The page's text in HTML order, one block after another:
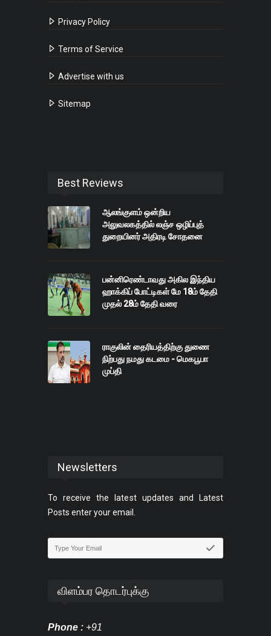
Privacy Policy
Terms of Service
Advertise with us
Sitemap
Best Reviews
ஆலங்குளம் ஒன்றிய
அலுவலகத்தில் லஞ்ச ஒழிப்புத்
துறையினர் அதிரடி சோதனை
பன்னிரெண்டாவது அகில இந்திய
ஹாக்கிப் போட்டிகள் மே 18ம் தேதி
முதல் 28ம் தேதி வரை
ராகுலின் தைரியத்திற்கு துணை
நிற்பது நமது கடமை - மெகபூபா
முப்தி
Newsletters
To receive the latest updates and Latest
Posts enter your email.
விளம்பர தொடர்புக்கு
Phone : +91